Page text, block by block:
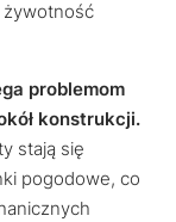
żywotność
problemom
konstrukcji.
stają się
pogodowe, co